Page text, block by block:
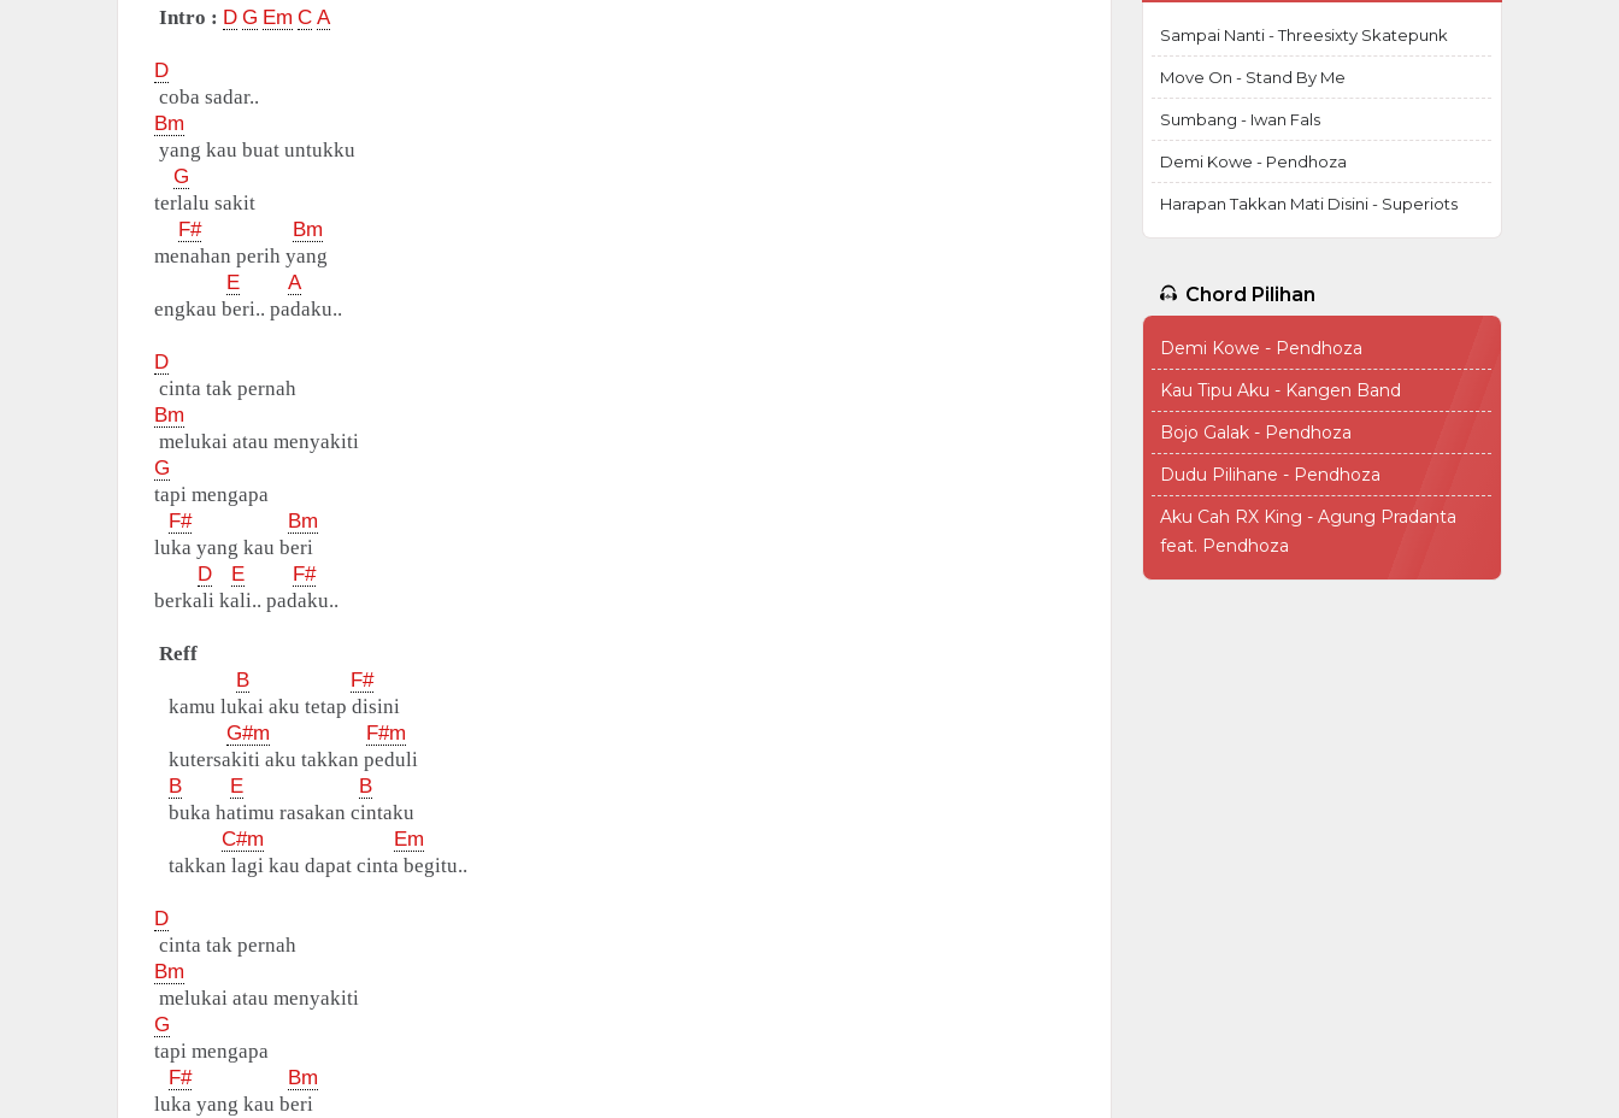
Intro : D G Em C A
D
coba sadar..
Bm
yang kau buat untukku
G
terlalu sakit
F#
Bm
menahan perih yang
E
A
engkau beri.. padaku..
D
cinta tak pernah
Bm
melukai atau menyakiti
G
tapi mengapa
F#
Bm
luka yang kau beri
D
E
F#
berkali kali.. padaku..
Reff
B
F#
kamu lukai aku tetap disini
G#m
F#m
kutersakiti aku takkan peduli
B
E
B
buka hatimu rasakan cintaku
C#m
Em
takkan lagi kau dapat cinta begitu..
D
cinta tak pernah
Bm
melukai atau menyakiti
G
tapi mengapa
F#
Bm
luka yang kau beri
Sampai Nanti - Threesixty Skatepunk
Move On - Stand By Me
Sumbang - Iwan Fals
Demi Kowe - Pendhoza
Harapan Takkan Mati Disini - Superiots
Chord Pilihan
Demi Kowe - Pendhoza
Kau Tipu Aku - Kangen Band
Bojo Galak - Pendhoza
Dudu Pilihane - Pendhoza
Aku Cah RX King - Agung Pradanta
feat. Pendhoza